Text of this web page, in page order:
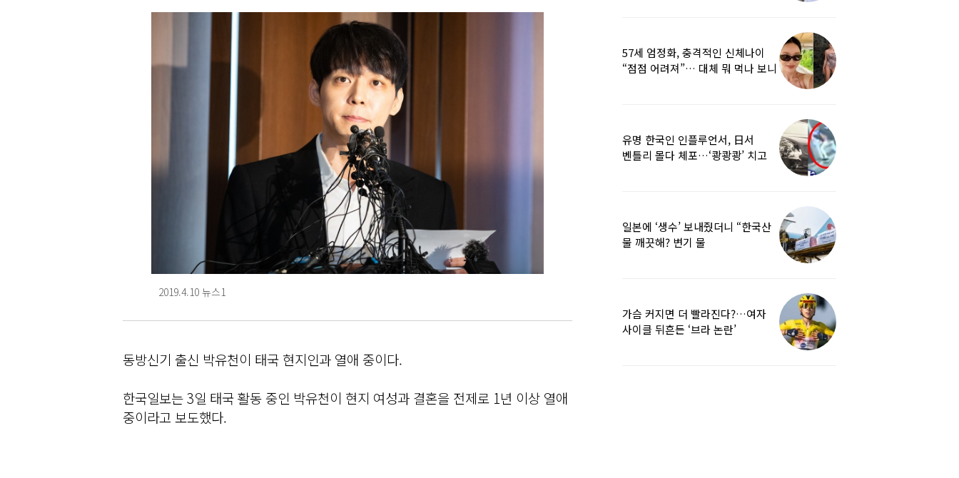
2019.4.10 뉴스1
동방신기 출신 박유천이 태국 현지인과 열애 중이다.
한국일보는 3일 태국 활동 중인 박유천이 현지 여성과 결혼을 전제로 1년 이상 열애
중이라고 보도했다.
57세 엄정화, 충격적인 신체나이
“점점 어려져”… 대체 뭐 먹나 보니
유명 한국인 인플루언서, 日서
벤틀리 몰다 체포…‘쾅쾅쾅’ 치고
일본에 ‘생수’ 보내줬더니 “한국산
물 깨끗해? 변기 물
가슴 커지면 더 빨라진다?…여자
사이클 뒤흔든 ‘브라 논란’